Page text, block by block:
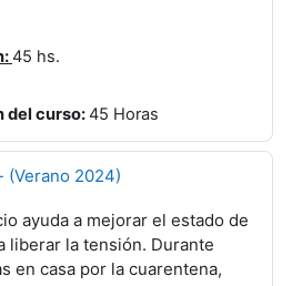
45 hs.
del curso:45 Horas
(Verano 2024)
ayuda a mejorar el estado de
liberar la tensión. Durante
en casa por la cuarentena,